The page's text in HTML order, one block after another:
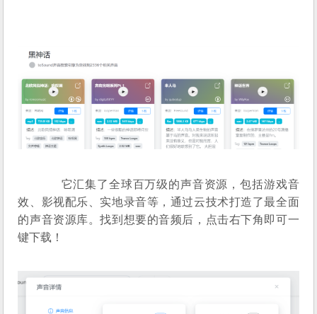
它汇集了全球百万级的声音资源，包括游戏音
效、影视配乐、实地录音等，通过云技术打造了最全面
的声音资源库。找到想要的音频后，点击右下角即可一
键下载！